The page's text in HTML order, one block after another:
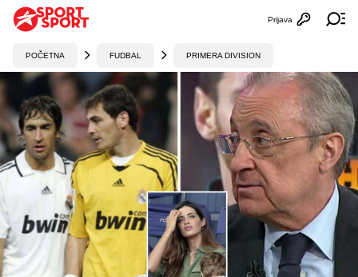
Otvori
Prijava
POČETNA FUDBAL PRIMERA DIVISION